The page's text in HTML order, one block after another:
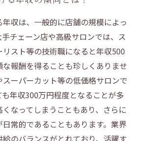
収は、一般的に店舗の規模によっ
チェーン店や高級サロンでは、ス
スト等の技術職になると年収500
報酬を得ることも珍しくありませ
ーパーカット等の低価格サロンで
年収300万円程度となることが多
なってしまうこともあり、さらに
常的であることもあります。業界
のバランスがとれており、活躍す